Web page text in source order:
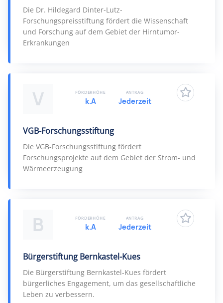
Die Dr. Hildegard Dinter-Lutz-
Forschungspreisstiftung fördert die Wissenschaft
und Forschung auf dem Gebiet der Hirntumor-
Erkrankungen
V
VGB-Forschungsstiftung
Die VGB-Forschungsstiftung fördert
Forschungsprojekte auf dem Gebiet der Strom- und
Wärmeerzeugung
FÖRDERHÖHE
k.A
ANTRAG
Jederzeit
B
Bürgerstiftung Bernkastel-Kues
Die Bürgerstiftung Bernkastel-Kues fördert
bürgerliches Engagement, um das gesellschaftliche
Leben zu verbessern.
FÖRDERHÖHE
k.A
ANTRAG
Jederzeit